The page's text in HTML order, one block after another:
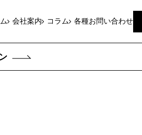
会社案内 コラム 各種お問い合わせ